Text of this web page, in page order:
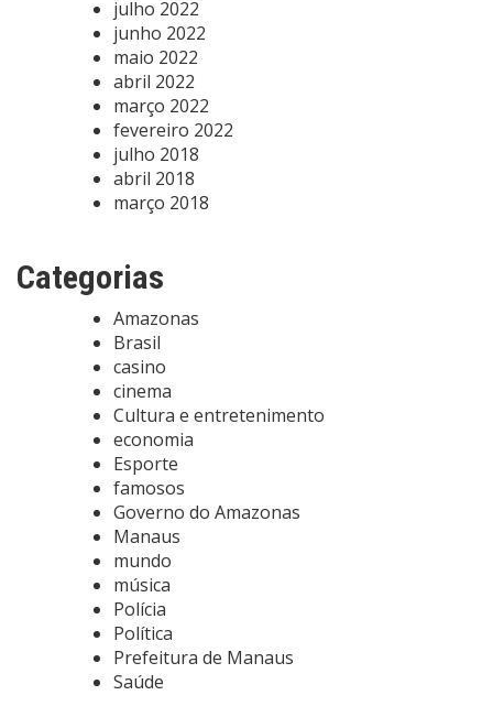
julho 2022
junho 2022
maio 2022
abril 2022
março 2022
fevereiro 2022
julho 2018
abril 2018
março 2018
Categorias
Amazonas
Brasil
casino
cinema
Cultura e entretenimento
economia
Esporte
famosos
Governo do Amazonas
Manaus
mundo
música
Polícia
Política
Prefeitura de Manaus
Saúde